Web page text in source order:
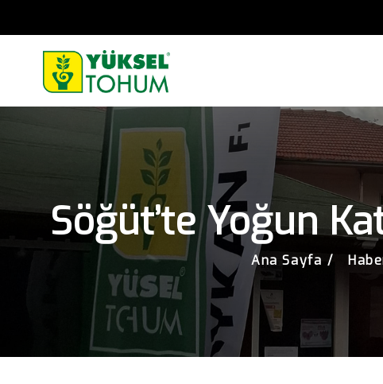
Söğüt’te Yoğun
Ana Sayfa